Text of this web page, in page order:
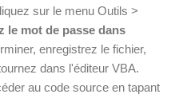
sur le menu Outils >
le mot de passe dans
enregistrez le fichier,
dans l'éditeur VBA.
au code source en tapant